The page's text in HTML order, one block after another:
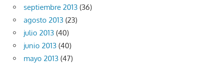
septiembre 2013 (36)
agosto 2013 (23)
julio 2013 (40)
junio 2013 (40)
mayo 2013 (47)